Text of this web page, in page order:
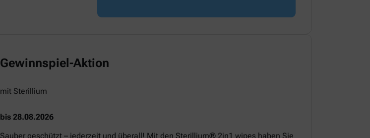
Gewinnspiel-Aktion
mit Sterillium
bis 28.08.2026
Sauber geschützt – jederzeit und überall! Mit den Sterillium® 2in1 wipes haben Sie